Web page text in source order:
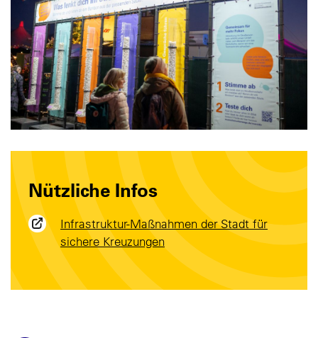
Nützliche Infos
Infrastruktur-Maßnahmen der Stadt für
sichere Kreuzungen